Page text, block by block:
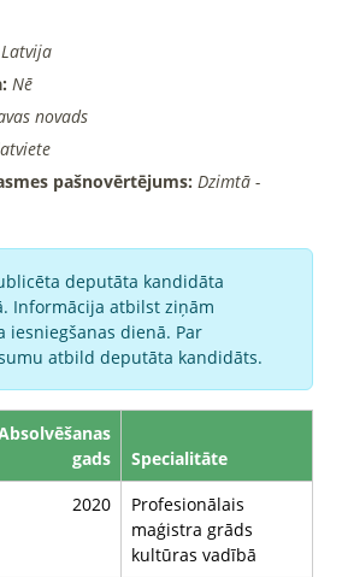
Latvija
Nē
novads
pašnovērtējums: Dzimtā -
deputāta kandidāta
Informācija atbilst ziņām
iesniegšanas dienā. Par
atbild deputāta kandidāts.
gads
Specialitāte
2020
Profesionālais
maģistra grāds
kultūras vadībā